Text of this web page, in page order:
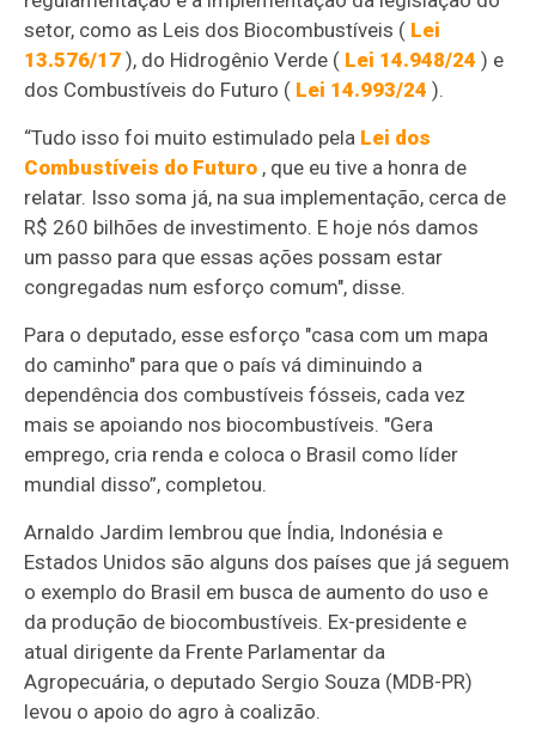
setor, como as Leis dos Biocombustíveis ( Lei
13.576/17 ), do Hidrogênio Verde ( Lei 14.948/24 ) e
dos Combustíveis do Futuro ( Lei 14.993/24 ).
“Tudo isso foi muito estimulado pela Lei dos
Combustíveis do Futuro , que eu tive a honra de
relatar. Isso soma já, na sua implementação, cerca de
R$ 260 bilhões de investimento. E hoje nós damos
um passo para que essas ações possam estar
congregadas num esforço comum", disse.
Para o deputado, esse esforço "casa com um mapa
do caminho" para que o país vá diminuindo a
dependência dos combustíveis fósseis, cada vez
mais se apoiando nos biocombustíveis. "Gera
emprego, cria renda e coloca o Brasil como líder
mundial disso”, completou.
Arnaldo Jardim lembrou que Índia, Indonésia e
Estados Unidos são alguns dos países que já seguem
o exemplo do Brasil em busca de aumento do uso e
da produção de biocombustíveis. Ex-presidente e
atual dirigente da Frente Parlamentar da
Agropecuária, o deputado Sergio Souza (MDB-PR)
levou o apoio do agro à coalizão.